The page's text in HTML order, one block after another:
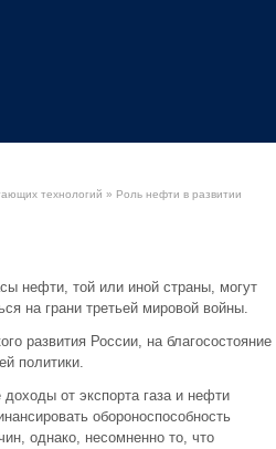
технологий » Роль нефти в развитии
нефти, той или иной страны, могут
на грани третьей мировой войны.
развития России, на благосостояние
политики.
от экспорта газа и нефти
обороноспособность
однако, несомненно то, что